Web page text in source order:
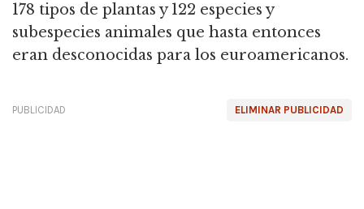
178 tipos de plantas y 122 especies y
subespecies animales que hasta entonces
eran desconocidas para los euroamericanos.
ELIMINAR PUBLICIDAD
PUBLICIDAD